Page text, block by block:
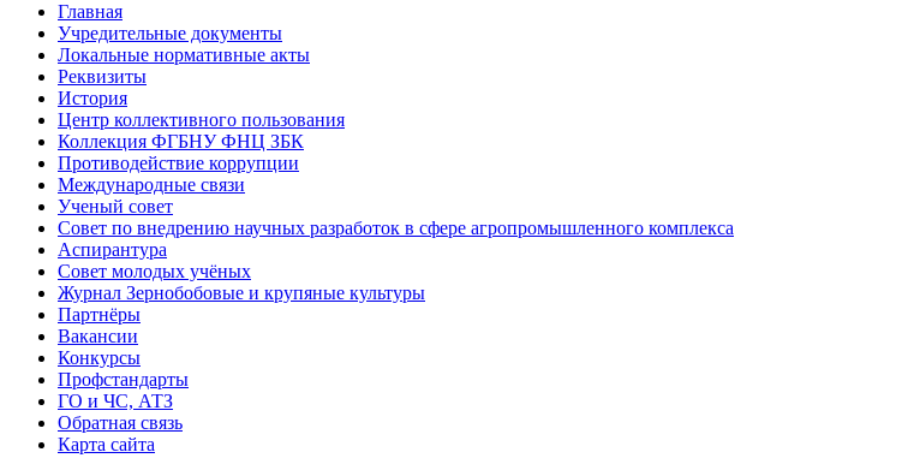
Главная
Учредительные документы
Локальные нормативные акты
Реквизиты
История
Центр коллективного пользования
Коллекция ФГБНУ ФНЦ ЗБК
Противодействие коррупции
Международные связи
Ученый совет
Совет по внедрению научных разработок в сфере агропромышленного комплекса
Аспирантура
Совет молодых учёных
Журнал Зернобобовые и крупяные культуры
Партнёры
Вакансии
Конкурсы
Профстандарты
ГО и ЧС, АТЗ
Обратная связь
Карта сайта